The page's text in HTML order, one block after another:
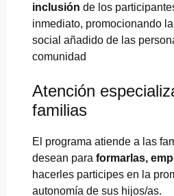
inclusión de los
inmediato, promocionando
social añadido de las
comunidad
Atención
familias
El programa atiende a las
desean para formarlas,
hacerles participes en la
autonomía de sus hijos/as.